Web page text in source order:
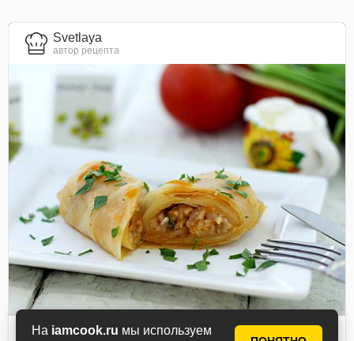
На iamcook.ru мы используем
Svetlaya
автор рецепта